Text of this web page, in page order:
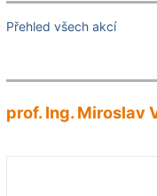
Přehled všech akcí
prof. Ing. Miroslav